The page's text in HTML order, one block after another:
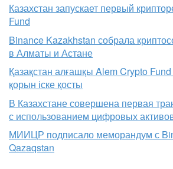
Казахстан запускает первый
Fund
Binance Kazakhstan собрала
в Алматы и Астане
Қазақстан алғашқы Alem Crypto
қорын іске қосты
В Казахстане совершена первая
с использованием цифровых
МИИЦР подписало меморандум с
Qazaqstan